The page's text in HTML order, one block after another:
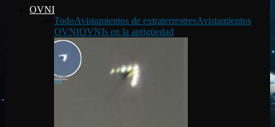
OVNI
TodoAvistamientos de extraterrestresAvistamientos
OVNIOVNIs en la antigüedad